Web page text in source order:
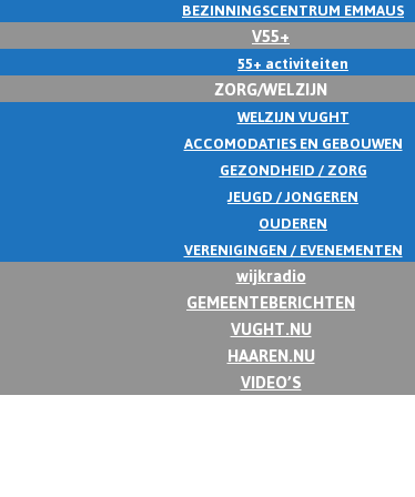
BEZINNINGSCENTRUM EMMAUS
V55+
55+ activiteiten
ZORG/WELZIJN
WELZIJN VUGHT
ACCOMODATIES EN GEBOUWEN
GEZONDHEID / ZORG
JEUGD / JONGEREN
OUDEREN
VERENIGINGEN / EVENEMENTEN
wijkradio
GEMEENTEBERICHTEN
VUGHT.NU
HAAREN.NU
VIDEO’S